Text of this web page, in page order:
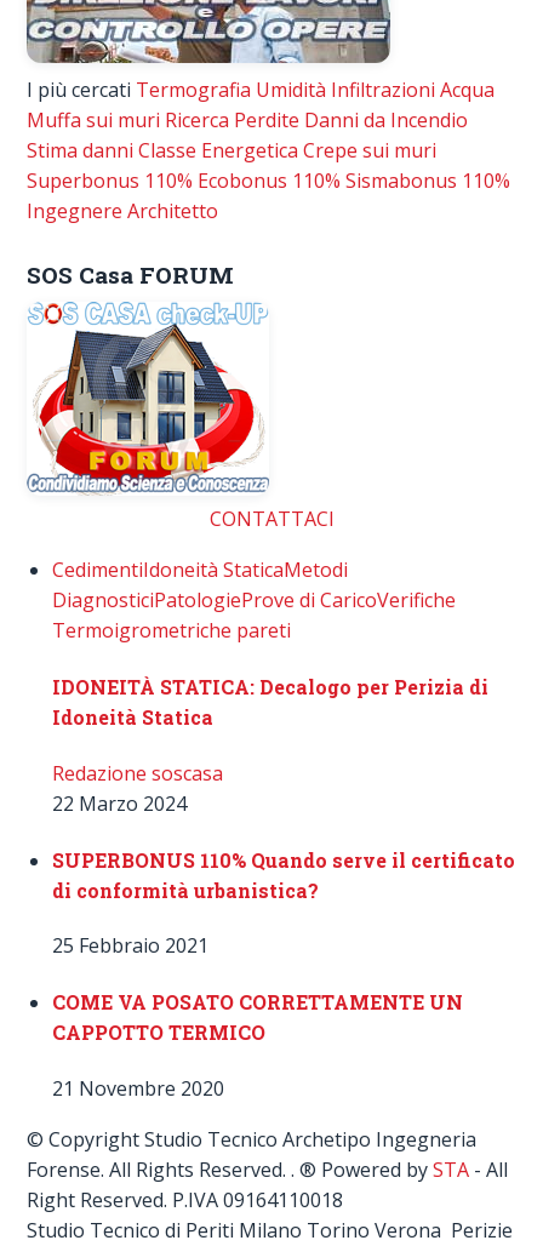
I più cercati Termografia Umidità Infiltrazioni Acqua
Muffa sui muri Ricerca Perdite Danni da Incendio
Stima danni Classe Energetica Crepe sui muri
Superbonus 110% Ecobonus 110% Sismabonus 110%
Ingegnere Architetto
SOS Casa FORUM
CONTATTACI
CedimentiIdoneità StaticaMetodi
DiagnosticiPatologieProve di CaricoVerifiche
Termoigrometriche pareti
IDONEITÀ STATICA: Decalogo per Perizia di
Idoneità Statica
Redazione soscasa
22 Marzo 2024
SUPERBONUS 110% Quando serve il certificato
di conformità urbanistica?
25 Febbraio 2021
COME VA POSATO CORRETTAMENTE UN
CAPPOTTO TERMICO
21 Novembre 2020
© Copyright Studio Tecnico Archetipo Ingegneria
Forense. All Rights Reserved. . ® Powered bySTA - All
Right Reserved. P.IVA 09164110018
Studio Tecnico di Periti Milano Torino Verona Perizie